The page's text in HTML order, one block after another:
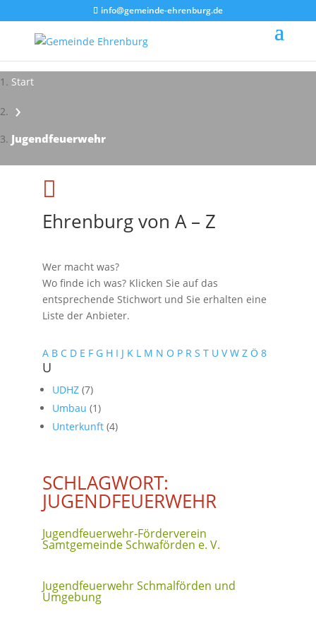
info@gemeinde-ehrenburg.de
Start
›
Jugendfeuerwehr

Ehrenburg von A – Z
Wer macht was?
Wo finde ich was? Klicken Sie auf das
entsprechende Stichwort und Sie erhalten eine
Liste der Anbieter.
A B C D E F G H I J K L M N O P R S T U V W Z Ö 8
U
UDHZ (7)
Umbau (1)
Unterkunft (4)
SCHLAGWORT:
JUGENDFEUERWEHR
Jugendfeuerwehr-Förderverein
Samtgemeinde Schwaförden e. V.
Jugendfeuerwehr Schmalförden und
Umgebung